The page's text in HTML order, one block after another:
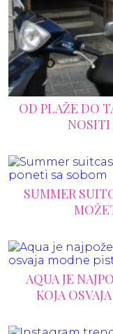
OD PLAŽE DO
NOSITI
SUMMER
AQUA JE
KOJA